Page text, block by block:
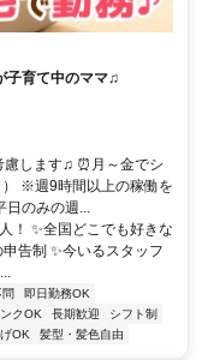
子育て中のママ♫
します♫ ⏰月～金でシ
※週9時間以上の稼働を
のみの週...
！ ✨全国どこでも好きな
告制 ✨今いるスタッフ
即日勤務OK
クOK 長期歓迎
シフト制
OK 髪型・髪色自由